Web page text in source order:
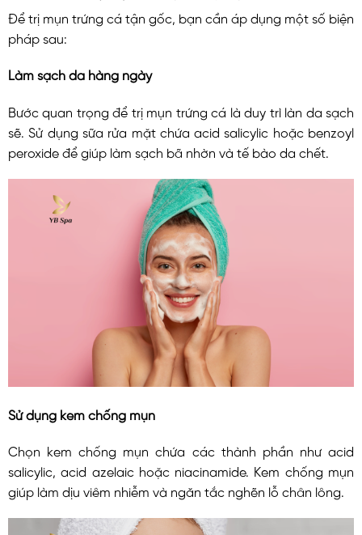
Để trị mụn trứng cá tận gốc, bạn cần áp dụng một số biện
pháp sau:
Làm sạch da hàng ngày
Bước quan trọng để trị mụn trứng cá là duy trì làn da sạch
sẽ. Sử dụng sữa rửa mặt chứa acid salicylic hoặc benzoyl
peroxide để giúp làm sạch bã nhờn và tế bào da chết.
Sử dụng kem chống mụn
Chọn kem chống mụn chứa các thành phần như acid
salicylic, acid azelaic hoặc niacinamide.
Kem chống mụn
giúp làm dịu viêm nhiễm và ngăn tắc nghẽn lỗ chân lông.